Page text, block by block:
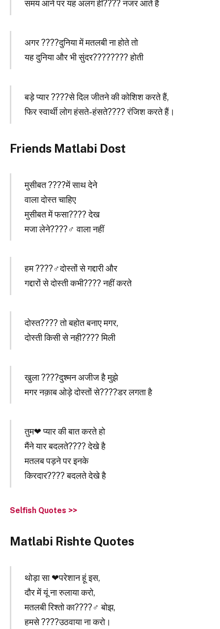
समय आने पर यह अलग ही???? नजर आते हैं
अगर ????दुनिया में मतलबी ना होते तो
यह दुनिया और भी सुंदर????‍???? होती
बड़े प्यार ????से दिल जीतने की कोशिश करते हैं,
फिर स्वार्थी लोग हंसते-हंसते???? रंजिश करते हैं।
Friends Matlabi Dost
मुसीबत ????में साथ देने
वाला दोस्त चाहिए
मुसीबत में फसा???? देख
मजा लेने????‍♂️ वाला नहीं
हम ????‍♂️दोस्तों से गद्दारी और
गद्दारों से दोस्ती कभी???? नहीं करते
दोस्त???? तो बहोत बनाए मगर,
दोस्ती किसी से नही???? मिली
खुला ????दुश्मन अजीज है मुझे
मगर नक़ाब ओड़े दोस्तों से????डर लगता है
तुम❤ प्यार की बात करते हो
मैंने यार बदलते???? देखे है
मतलब पड़ने पर इनके
किरदार???? बदलते देखे है
Selfish Quotes >>
Matlabi Rishte Quotes
थोड़ा सा ❤परेशान हूं इस,
दौर में यूं ना रुलाया करो,
मतलबी रिश्तो का????‍♂️ बोझ,
हमसे ????उठवाया ना करो।